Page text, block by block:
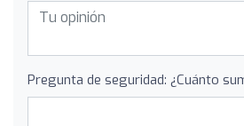
Pregunta de seguridad: ¿Cuánto